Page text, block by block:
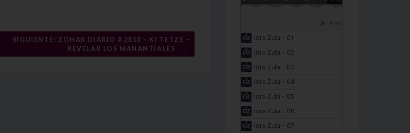
SIGUIENTE: ZOHAR DIARIO # 2813 – KI TETZÉ –
REVELAR LOS MANANTIALES
→